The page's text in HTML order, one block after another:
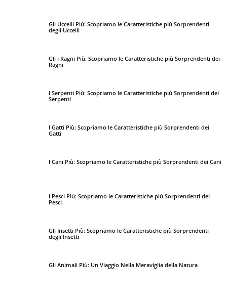
Gli Uccelli Più: Scopriamo le Caratteristiche più Sorprendenti
degli Uccelli
Gli i Ragni Più: Scopriamo le Caratteristiche più Sorprendenti dei
Ragni
I Serpenti Più: Scopriamo le Caratteristiche più Sorprendenti dei
Serpenti
I Gatti Più: Scopriamo le Caratteristiche più Sorprendenti dei
Gatti
I Cani Più: Scopriamo le Caratteristiche più Sorprendenti dei Cani
I Pesci Più: Scopriamo le Caratteristiche più Sorprendenti dei
Pesci
Gli Insetti Più: Scopriamo le Caratteristiche più Sorprendenti
degli Insetti
Gli Animali Più: Un Viaggio Nella Meraviglia della Natura